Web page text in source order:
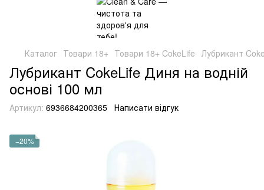
Каталог Товари 18+ Товари 18+ CokeLife Лубрикант
Лубрикант CokeLife Диня на водній
основі 100 мл
Артикул: 6936684200365 Написати відгук
−20%